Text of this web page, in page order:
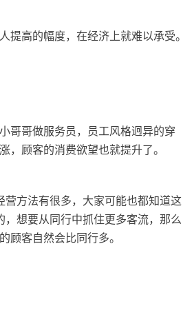
高的幅度，在经济上就难以承受。
哥做服务员，员工风格迥异的穿
，顾客的消费欲望也就提升了。
方法有很多，大家可能也都知道这
想要从同行中抓住更多客流，那么
顾客自然会比同行多。